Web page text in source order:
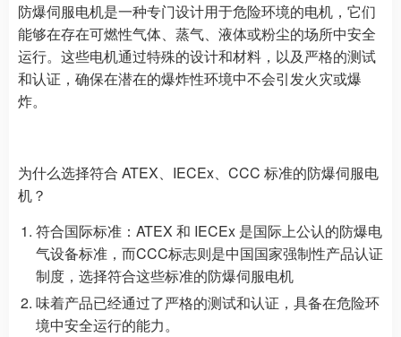
防爆伺服电机是一种专门设计用于危险环境的电机，它们
能够在存在可燃性气体、蒸气、液体或粉尘的场所中安全
运行。这些电机通过特殊的设计和材料，以及严格的测试
和认证，确保在潜在的爆炸性环境中不会引发火灾或爆
炸。
为什么选择符合 ATEX、IECEx、CCC 标准的防爆伺服电
机？
符合国际标准：ATEX 和 IECEx 是国际上公认的防爆电
气设备标准，而CCC标志则是中国国家强制性产品认证
制度，选择符合这些标准的防爆伺服电机
味着产品已经通过了严格的测试和认证，具备在危险环
境中安全运行的能力。